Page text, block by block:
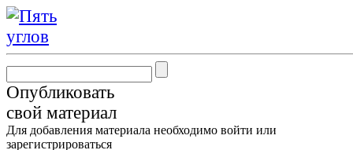
Опубликовать
свой материал
Для добавления материала необходимо войти или
зарегистрироваться